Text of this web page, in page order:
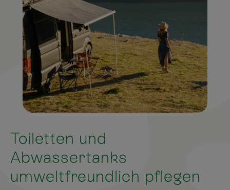
Toiletten und
Abwassertanks
umweltfreundlich pflegen